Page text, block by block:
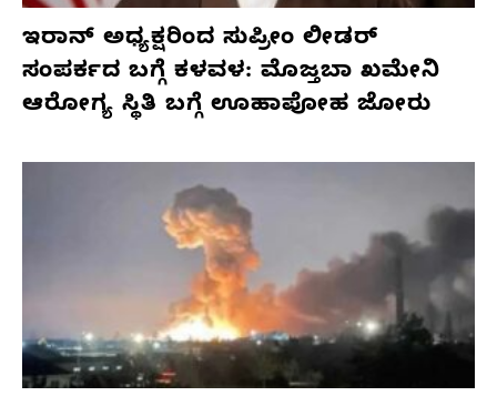
ಇರಾನ್ ಅಧ್ಯಕ್ಷರಿಂದ ಸುಪ್ರೀಂ ಲೀಡರ್
ಸಂಪರ್ಕದ ಬಗ್ಗೆ ಕಳವಳ: ಮೊಜ್ತಬಾ ಖಮೇನಿ
ಆರೋಗ್ಯ ಸ್ಥಿತಿ ಬಗ್ಗೆ ಊಹಾಪೋಹ ಜೋರು